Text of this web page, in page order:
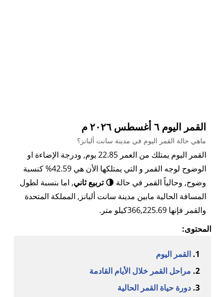
القمر اليوم ٦ أغسطس ٢٠٢٦ م
ماهي حالة القمر اليوم في مدينة سانت ألبانز؟
القمر اليوم يمتلك من العمر 22.85 يوم, ودرجة الإضاءة او
الوضوح لوجه القمر و التي يمتلكها الأن هي 42.59% كنسبة
وضوح, وحالياً القمر في حالة 🌗 تربيع ثاني, اما بنسبة لطول
المسافة الحالية مابين مدينة سانت ألبانز, المملكة المتحدة
والقمر فإنها 366,225.69كيلو متر.
المحتوى:
القمر اليوم
مراحل القمر خلال الأيام القادمة
دورة حياة القمر الحالية